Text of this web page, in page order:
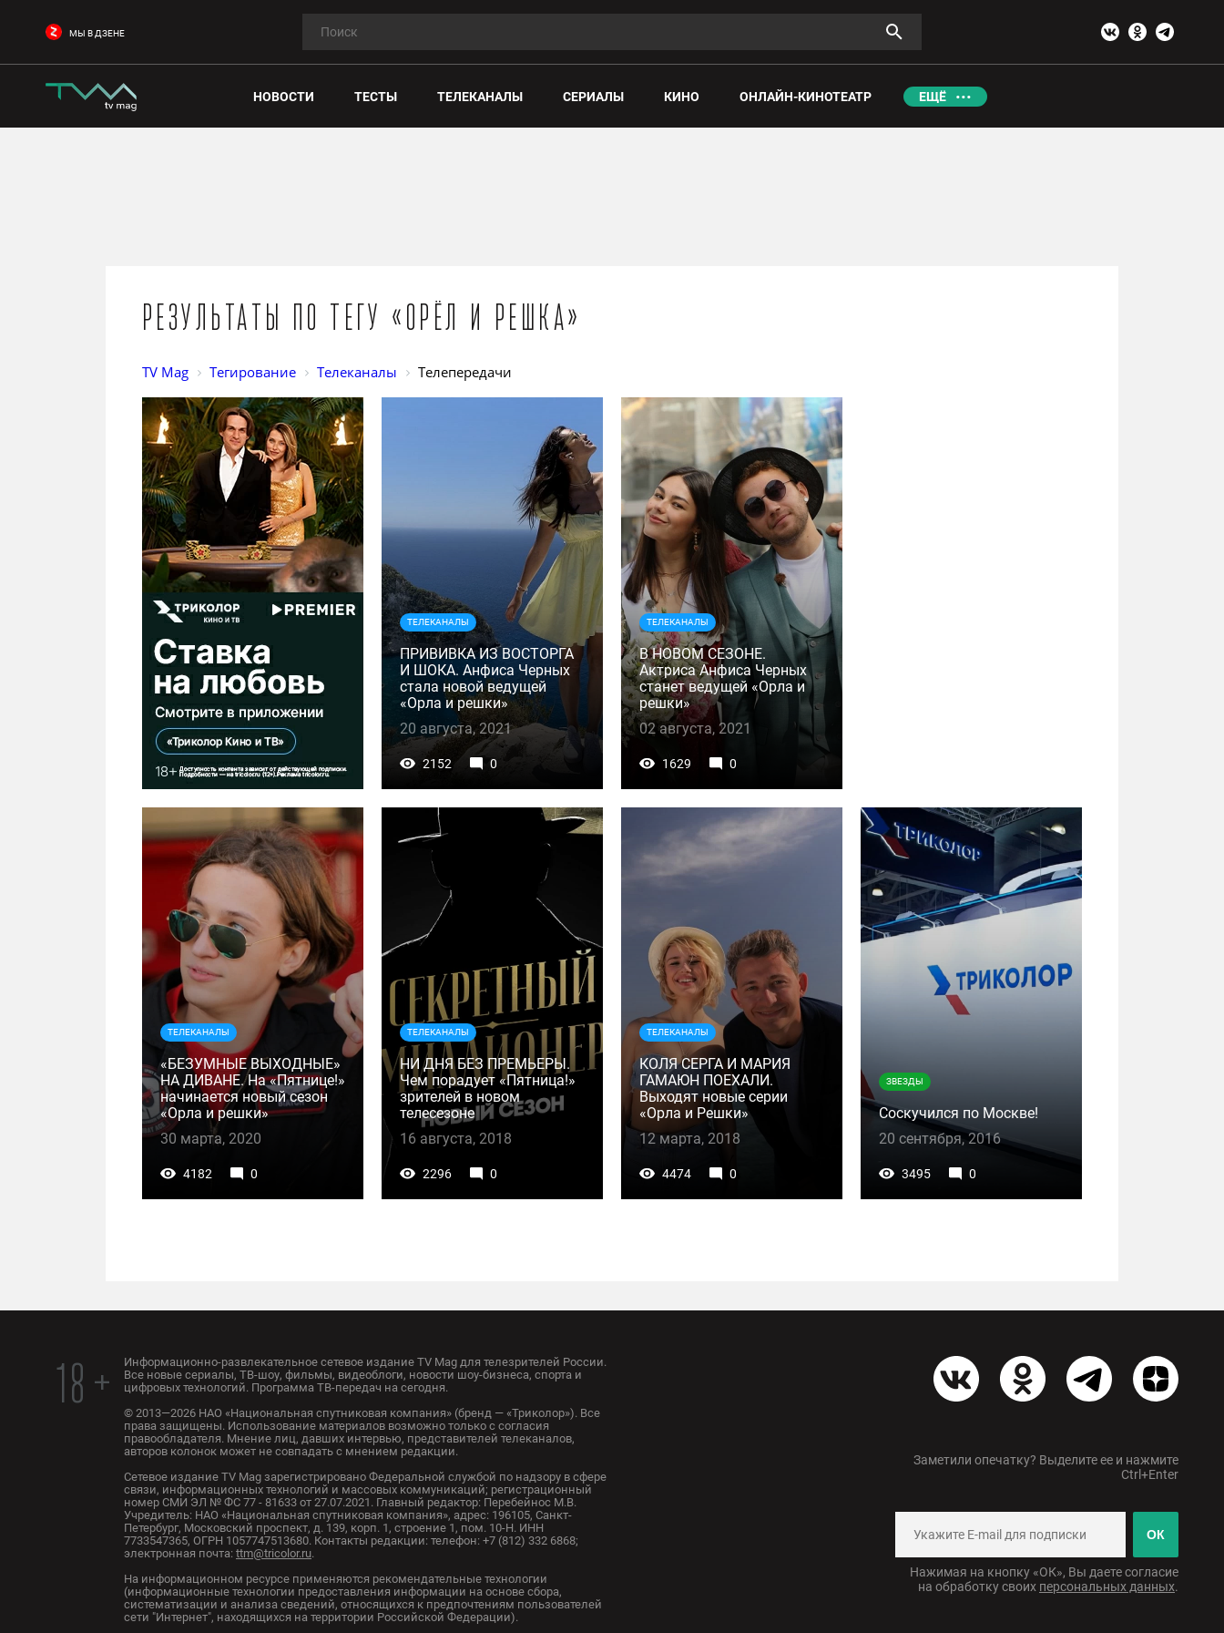
МЫ В ДЗЕНЕ
НОВОСТИ ТЕСТЫ ТЕЛЕКАНАЛЫ СЕРИАЛЫ КИНО ОНЛАЙН-КИНОТЕАТР ЕЩЁ
Результаты по тегу «Орёл и решка»
TV Mag Тегирование Телеканалы Телепередачи
ТЕЛЕКАНАЛЫ
ПРИВИВКА ИЗ ВОСТОРГА
И ШОКА. Анфиса Черных
стала новой ведущей
«Орла и решки»
20 августа, 2021
2152 0
ТЕЛЕКАНАЛЫ
В НОВОМ СЕЗОНЕ.
Актриса Анфиса Черных
станет ведущей «Орла и
решки»
02 августа, 2021
1629 0
ТЕЛЕКАНАЛЫ
«БЕЗУМНЫЕ ВЫХОДНЫЕ»
НА ДИВАНЕ. На «Пятнице!»
начинается новый сезон
«Орла и решки»
30 марта, 2020
4182 0
ТЕЛЕКАНАЛЫ
НИ ДНЯ БЕЗ ПРЕМЬЕРЫ.
Чем порадует «Пятница!»
зрителей в новом
телесезоне
16 августа, 2018
2296 0
ТЕЛЕКАНАЛЫ
КОЛЯ СЕРГА И МАРИЯ
ГАМАЮН ПОЕХАЛИ.
Выходят новые серии
«Орла и Решки»
12 марта, 2018
4474 0
ЗВЕЗДЫ
Соскучился по Москве!
20 сентября, 2016
3495 0
18 +
Информационно-развлекательное сетевое издание TV Mag для телезрителей России.
Все новые сериалы, ТВ-шоу, фильмы, видеоблоги, новости шоу-бизнеса, спорта и
цифровых технологий. Программа ТВ-передач на сегодня.
© 2013—2026 НАО «Национальная спутниковая компания» (бренд — «Триколор»). Все
права защищены. Использование материалов возможно только с согласия
правообладателя. Мнение лиц, давших интервью, представителей телеканалов,
авторов колонок может не совпадать с мнением редакции.
Сетевое издание TV Mag зарегистрировано Федеральной службой по надзору в сфере
связи, информационных технологий и массовых коммуникаций; регистрационный
номер СМИ ЭЛ № ФС 77 - 81633 от 27.07.2021. Главный редактор: Перебейнос М.В.
Учредитель: НАО «Национальная спутниковая компания», адрес: 196105, Санкт-
Петербург, Московский проспект, д. 139, корп. 1, строение 1, пом. 10-Н. ИНН
7733547365, ОГРН 1057747513680. Контакты редакции: телефон: +7 (812) 332 6868;
электронная почта: ttm@tricolor.ru.
На информационном ресурсе применяются рекомендательные технологии
(информационные технологии предоставления информации на основе сбора,
систематизации и анализа сведений, относящихся к предпочтениям пользователей
сети "Интернет", находящихся на территории Российской Федерации).
Заметили опечатку? Выделите ее и нажмите
Ctrl+Enter
ОК
Нажимая на кнопку «ОК», Вы даете согласие
на обработку своих персональных данных.